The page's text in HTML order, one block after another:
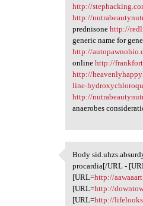
http://
http://
prednisonehttp://
generic name for
http://
onlinehttp://
http://
line-
http://
anaerobes
Body
Body
procardia[/URL -
[URL=http://
[URL=http://
[URL=http://